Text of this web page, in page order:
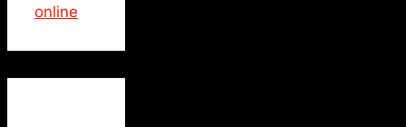
online